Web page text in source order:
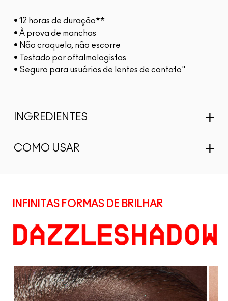
• 12 horas de duração**
• À prova de manchas
• Não craquela, não escorre
• Testado por oftalmologistas
• Seguro para usuários de lentes de contato"
INGREDIENTES
COMO USAR
INFINITAS FORMAS DE BRILHAR